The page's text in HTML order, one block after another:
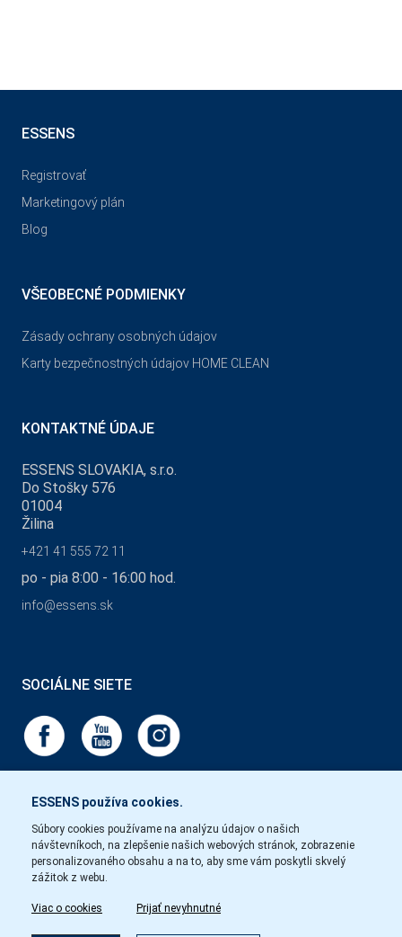
ESSENS používa cookies.
Súbory cookies používame na analýzu údajov o našich
návštevníkoch, na zlepšenie našich webových stránok, zobrazenie
personalizovaného obsahu a na to, aby sme vám poskytli skvelý
zážitok z webu.
Viac o cookies Prijať nevyhnutné
ESSENS
Registrovať
Marketingový plán
Blog
VŠEOBECNÉ PODMIENKY
Zásady ochrany osobných údajov
Karty bezpečnostných údajov HOME CLEAN
KONTAKTNÉ ÚDAJE
ESSENS SLOVAKIA, s.r.o.
Do Stošky 576
01004
Žilina
+421 41 555 72 11
po - pia 8:00 - 16:00 hod.
info@essens.sk
SOCIÁLNE SIETE